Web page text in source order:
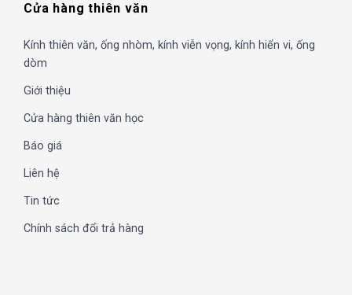
Cửa hàng thiên văn
Kính thiên văn, ống nhòm, kính viễn vọng, kính hiển vi, ống
dòm
Giới thiệu
Cửa hàng thiên văn học
Báo giá
Liên hệ
Tin tức
Chính sách đổi trả hàng